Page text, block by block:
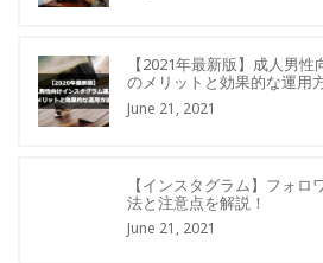
【2021年最新版】成人男
のメリットと効果的な運用
June 21, 2021
【インスタグラム】フォ
法と注意点を解説！
June 21, 2021